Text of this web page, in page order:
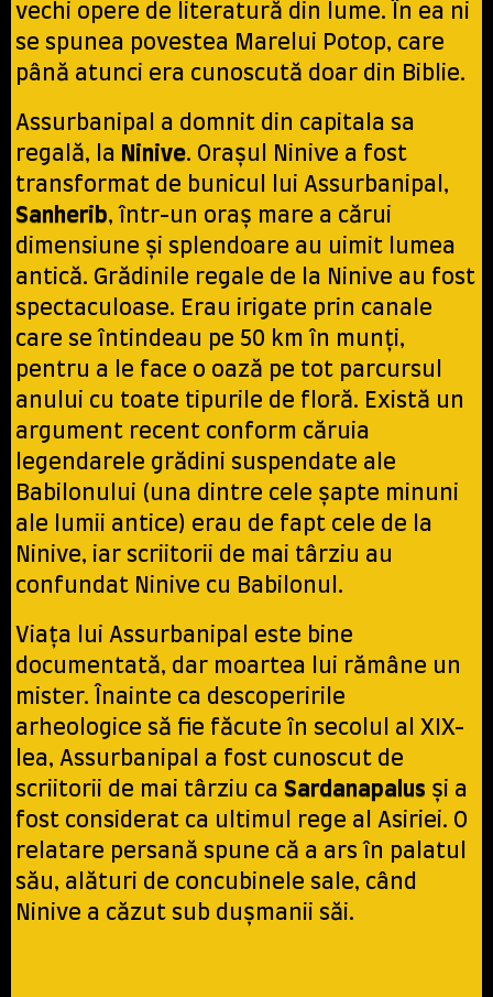
vechi opere de literatură din lume. În ea ni
se spunea povestea Marelui Potop, care
până atunci era cunoscută doar din Biblie.
Assurbanipal a domnit din capitala sa
regală, la Ninive. Orașul Ninive a fost
transformat de bunicul lui Assurbanipal,
Sanherib, într-un oraș mare a cărui
dimensiune și splendoare au uimit lumea
antică. Grădinile regale de la Ninive au fost
spectaculoase. Erau irigate prin canale
care se întindeau pe 50 km în munți,
pentru a le face o oază pe tot parcursul
anului cu toate tipurile de floră. Există un
argument recent conform căruia
legendarele grădini suspendate ale
Babilonului (una dintre cele șapte minuni
ale lumii antice) erau de fapt cele de la
Ninive, iar scriitorii de mai târziu au
confundat Ninive cu Babilonul.
Viața lui Assurbanipal este bine
documentată, dar moartea lui rămâne un
mister. Înainte ca descoperirile
arheologice să fie făcute în secolul al XIX-
lea, Assurbanipal a fost cunoscut de
scriitorii de mai târziu ca Sardanapalus și a
fost considerat ca ultimul rege al Asiriei. O
relatare persană spune că a ars în palatul
său, alături de concubinele sale, când
Ninive a căzut sub dușmanii săi.